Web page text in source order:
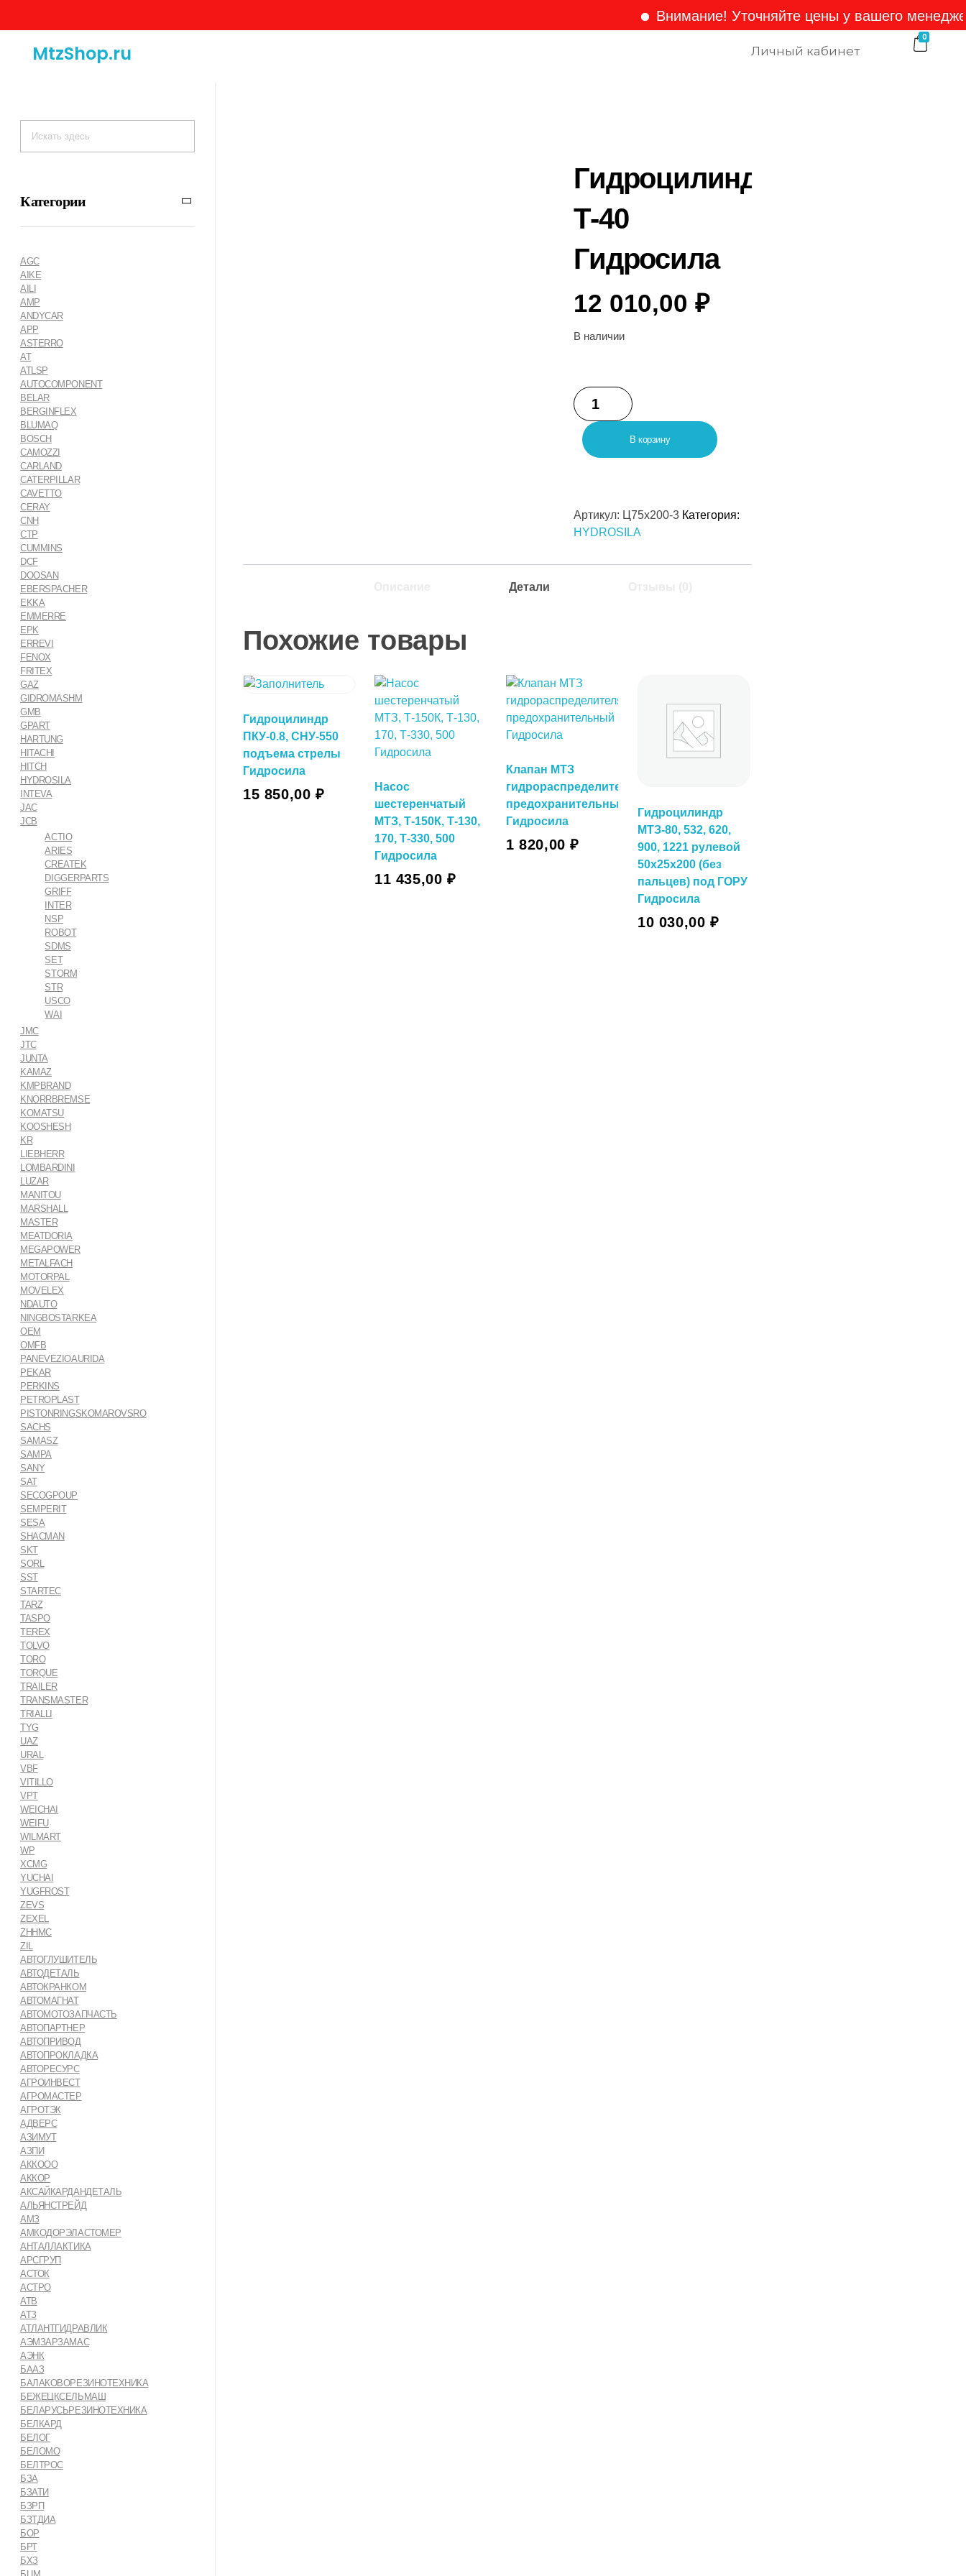
Внимание! Уточняйте цены у вашего менеджера!
MtzShop.ru Личный кабинет
0
Гидроцилиндр
Т-40
Гидросила
12 010,00₽
В наличии
В корзину
Артикул: Ц75х200-3 Категория:
HYDROSILA
Детали
Похожие товары
Гидроцилиндр
ПКУ-0.8, СНУ-550
подъема стрелы
Гидросила
15 850,00 ₽
Насос
шестеренчатый
МТЗ, Т-150К, Т-130,
170, Т-330, 500
Гидросила
11 435,00 ₽
Клапан МТЗ
гидрораспределителя
предохранительный
Гидросила
1 820,00₽
В Корзину
Гидроцилиндр
МТЗ-80, 532, 620,
900, 1221 рулевой
50х25х200 (без
пальцев) под ГОРУ
Гидросила
10 030,00 ₽
Категории
AGC
AIKE
AILI
AMP
ANDYCAR
APP
ASTERRO
AT
ATLSP
AUTOCOMPONENT
BELAR
BERGINFLEX
BLUMAQ
BOSCH
CAMOZZI
CARLAND
CATERPILLAR
CAVETTO
CERAY
CNH
CTP
CUMMINS
DCF
DOOSAN
EBERSPACHER
EKKA
EMMERRE
EPK
ERREVI
FENOX
FRITEX
GAZ
GIDROMASHM
GMB
GPART
HARTUNG
HITACHI
HITCH
HYDROSILA
INTEVA
JAC
JCB
ACTIO
ARIES
CREATEK
DIGGERPARTS
GRIFF
INTER
NSP
ROBOT
SDMS
SET
STORM
STR
USCO
WAI
JMC
JTC
JUNTA
KAMAZ
KMPBRAND
KNORRBREMSE
KOMATSU
KOOSHESH
KR
LIEBHERR
LOMBARDINI
LUZAR
MANITOU
MARSHALL
MASTER
MEATDORIA
MEGAPOWER
METALFACH
MOTORPAL
MOVELEX
NDAUTO
NINGBOSTARKEA
OEM
OMFB
PANEVEZIOAURIDA
PEKAR
PERKINS
PETROPLAST
PISTONRINGSKOMAROVSRO
SACHS
SAMASZ
SAMPA
SANY
SAT
SECOGPOUP
SEMPERIT
SESA
SHACMAN
SKT
SORL
SST
STARTEC
TARZ
TASPO
TEREX
TOLVO
TORO
TORQUE
TRAILER
TRANSMASTER
TRIALLI
TYG
UAZ
URAL
VBF
VITILLO
VPT
WEICHAI
WEIFU
WILMART
WP
XCMG
YUCHAI
YUGFROST
ZEVS
ZEXEL
ZHHMC
ZIL
АВТОГЛУШИТЕЛЬ
АВТОДЕТАЛЬ
АВТОКРАНКОМ
АВТОМАГНАТ
АВТОМОТОЗАПЧАСТЬ
АВТОПАРТНЕР
АВТОПРИВОД
АВТОПРОКЛАДКА
АВТОРЕСУРС
АГРОИНВЕСТ
АГРОМАСТЕР
АГРОТЭК
АДВЕРС
АЗИМУТ
АЗПИ
АККООО
АККОР
АКСАЙКАРДАНДЕТАЛЬ
АЛЬЯНСТРЕЙД
АМЗ
АМКОДОРЭЛАСТОМЕР
АНТАЛЛАКТИКА
АРСГРУП
АСТОК
АСТРО
АТВ
АТЗ
АТЛАНТГИДРАВЛИК
АЭМЗАРЗАМАС
АЭНК
БААЗ
БАЛАКОВОРЕЗИНОТЕХНИКА
БЕЖЕЦКСЕЛЬМАШ
БЕЛАРУСЬРЕЗИНОТЕХНИКА
БЕЛКАРД
БЕЛОГ
БЕЛОМО
БЕЛТРОС
БЗА
БЗАТИ
БЗРП
БЗТДИА
БОР
БРТ
БХЗ